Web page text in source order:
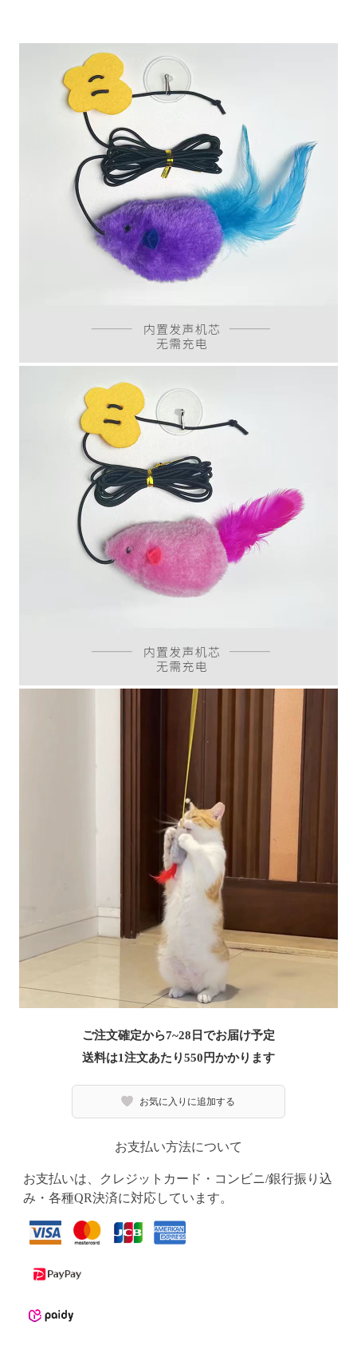
ご注文確定から7~28日でお届け予定
送料は1注文あたり550 円かかります
お気に入りに追加する
お支払い方法について
お支払いは、クレジットカード・コンビニ/銀行振り込
み・各種QR決済に対応しています。